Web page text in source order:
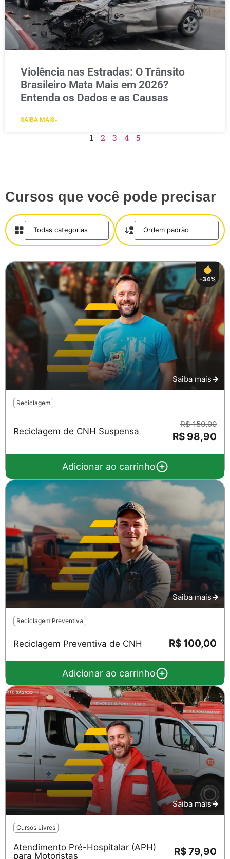
Salvar
Violência nas Estradas: O Trânsito
Brasileiro Mata Mais em 2026?
Entenda os Dados e as Causas
SAIBA MAIS»
1 2 3 4 5
Cursos que você pode precisar
-34%
Saiba mais
Reciclagem
Reciclagem de CNH Suspensa
R$ 150,00
R$ 98,90
Adicionar ao carrinho
Saiba mais
Reciclagem Preventiva
Reciclagem Preventiva de CNH R$ 100,00
Adicionar ao carrinho
Saiba mais
Cursos Livres
Atendimento Pré-Hospitalar (APH)
para Motoristas
R$ 79,90